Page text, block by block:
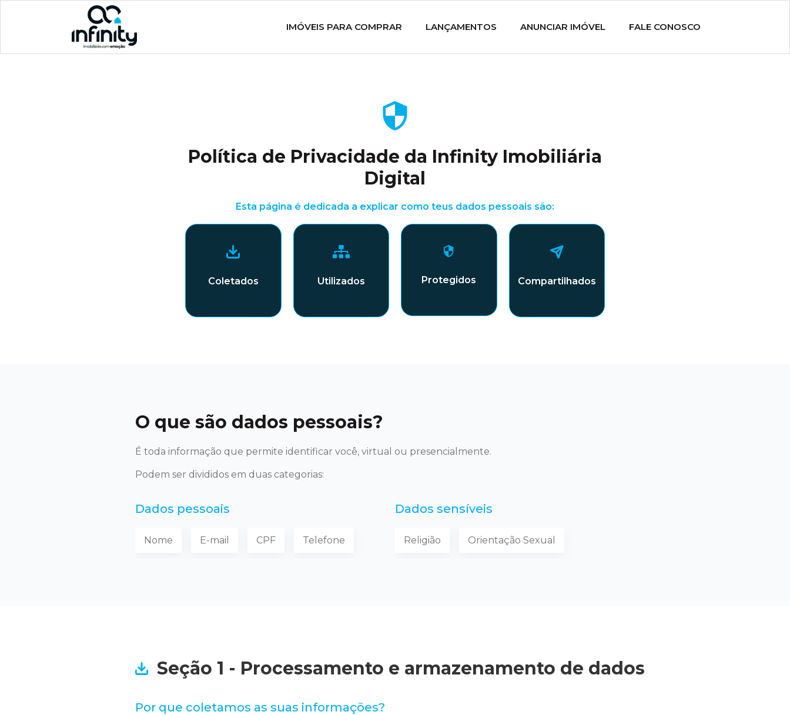
IMÓVEIS PARA COMPRAR LANÇAMENTOS ANUNCIAR IMÓVEL FALE CONOSCO
Política de Privacidade da Infinity Imobiliária
Digital
Esta página é dedicada a explicar como teus dados pessoais são:
Coletados Utilizados Protegidos Compartilhados
O que são dados pessoais?
É toda informação que permite identificar você, virtual ou presencialmente.
Podem ser divididos em duas categorias:
Dados pessoais
Nome E-mail CPF Telefone
Dados sensíveis
Religião Orientação Sexual
Seção 1 - Processamento e armazenamento de dados
Por que coletamos as suas informações?